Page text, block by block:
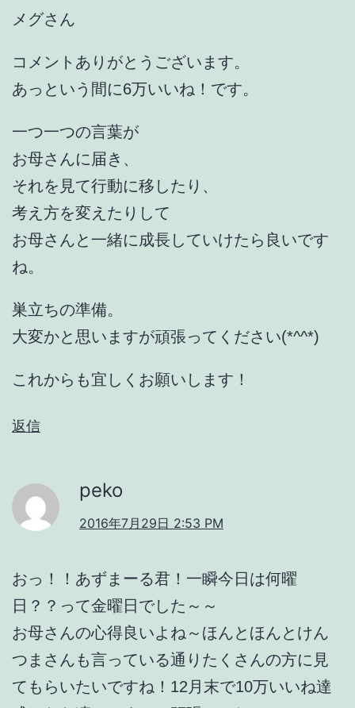
メグさん
コメントありがとうございます。
あっという間に6万いいね！です。
一つ一つの言葉が
お母さんに届き、
それを見て行動に移したり、
考え方を変えたりして
お母さんと一緒に成長していけたら良いです
ね。
巣立ちの準備。
大変かと思いますが頑張ってください(*^^*)
これからも宜しくお願いします！
返信
peko
2016年7月29日 2:53 PM
おっ！！あずまーる君！一瞬今日は何曜
日？？って金曜日でした～～
お母さんの心得良いよね～ほんとほんとけん
つまさんも言っている通りたくさんの方に見
てもらいたいですね！12月末で10万いいね達